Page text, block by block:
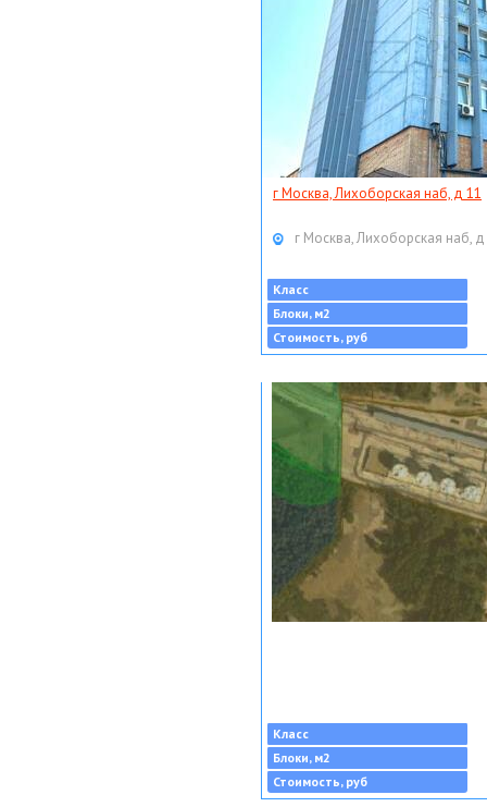
г Москва, Лихоборская наб, д 11
г Москва, Лихоборская наб,
Класс
Блоки, м2
Стоимость, руб
Класс
Блоки, м2
Стоимость, руб